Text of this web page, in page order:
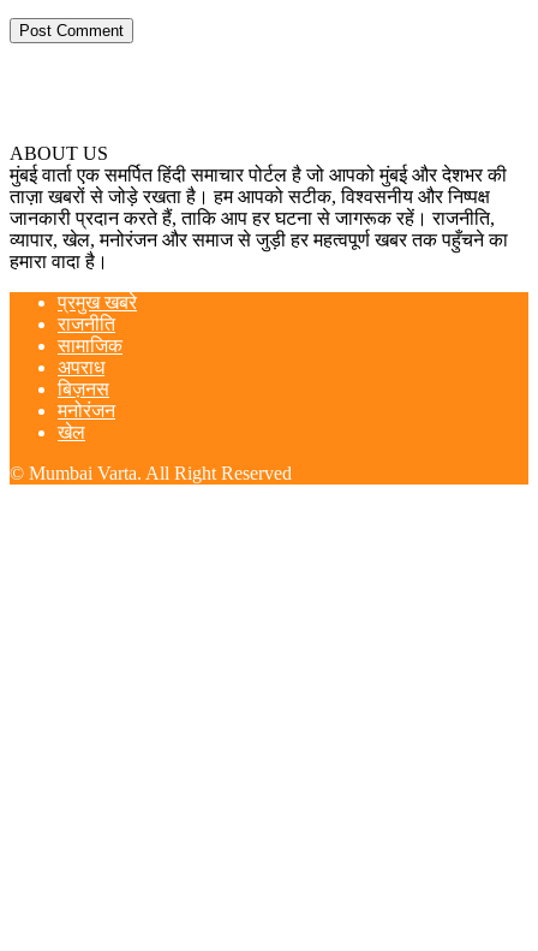
ABOUT US
मुंबई वार्ता एक समर्पित हिंदी समाचार पोर्टल है जो आपको मुंबई और देशभर की
ताज़ा खबरों से जोड़े रखता है। हम आपको सटीक, विश्वसनीय और निष्पक्ष
जानकारी प्रदान करते हैं, ताकि आप हर घटना से जागरूक रहें। राजनीति,
व्यापार, खेल, मनोरंजन और समाज से जुड़ी हर महत्वपूर्ण खबर तक पहुँचने का
हमारा वादा है।
प्रमुख खबरे
राजनीति
सामाजिक
अपराध
बिज़नस
मनोरंजन
खेल
© Mumbai Varta. All Right Reserved